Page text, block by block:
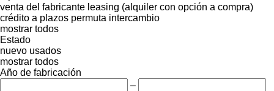
venta del fabricante leasing (alquiler con opción a compra)
crédito a plazos permuta intercambio
mostrar todos
Estado
nuevo usados
mostrar todos
Año de fabricación
–